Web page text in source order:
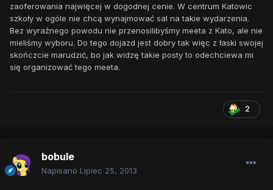
zaoferowania najwięcej w dogodnej cenie. W centrum Katowic
szkoły w ogóle nie chcą wynajmować sal na takie wydarzenia.
Bez wyraźnego powodu nie przenosilibyśmy meeta z Kato, ale nie
mieliśmy wyboru. Do tego dojazd jest dobry tak więc z łaski swojej
skończcie marudzić, bo jak widzę takie posty to odechciewa mi
się organizować tego meeta.
2
bobule
Napisano Lipiec 25, 2013